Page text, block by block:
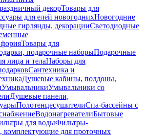
декорТовары для
для елей новогоднихНовогодние
гирлянды, декорацииСветодиодные
Товары для
подарочные наборыПодарочные
лица и телаНаборы для
Сантехника и
Душевые кабины, поддоны,
УмывальникиУмывальники со
Душевые панели,
ПолотенцесушителиСпа-бассейны с
ВодонагревателиБытовые
для водыФильтры-
комплектующие для проточных